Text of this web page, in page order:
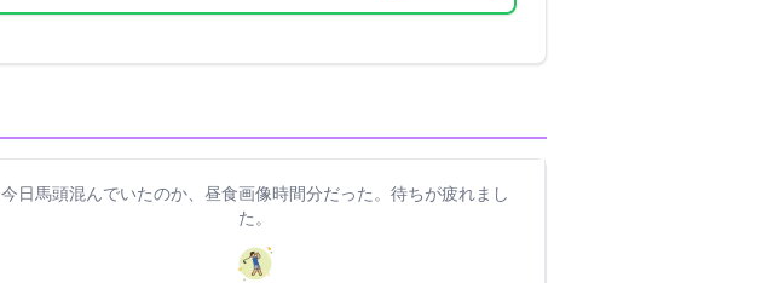
今日馬頭混んでいたのか、昼食画像1時間45分だった。待ちが疲れまし
た。